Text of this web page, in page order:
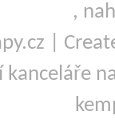
,
|
kanceláře